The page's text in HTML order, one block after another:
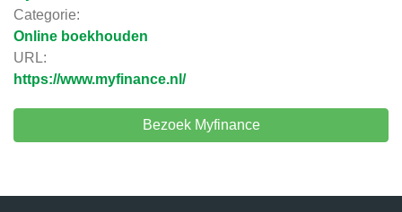
Categorie:
Online boekhouden
URL:
https://www.myfinance.nl/
Bezoek Myfinance